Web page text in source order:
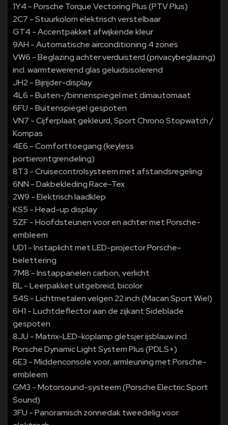
1Y4 - Porsche Torque Vectoring Plus (PTV Plus)
2C7 - Stuurkolom elektrisch verstelbaar
GT4 - Accentpakket afwijkende kleur
9AH - Automatische airconditioning 4 zones
VW6 - Beglazing achter verduisterd (privacybeglazing)
incl. warmtewerend glas geluidsisolerend
JH2 - Bijrijder-display
4L6 - Buiten-/binnenspiegel met dimautomaat
6FU - Buitenspiegel gespoten
VN7 - Cijferplaat gekleurd, Sport Chrono Stopwatch /
Kompas
4E6 - Comforttoegang (keyless
portierontgrendeling)
8T3 - Cruisecontrolsysteem met afstandsregeling
6NN - Dakbekleding Race-Tex
2W9 - Elektrisch laadklep
KS5 - Head-up display
5ZF - Hoofdsteunen voor en achter met Porsche-
embleem
UD1 - Instaplicht met LED-projector Porsche-
belettering
7M8 - Instappanelen carbon, verlicht
BL - Leerpakket uitgebreid, bicolor
54S - Lichtmetalen velgen 22 inch (Macan Sport Wiel)
6H1 - Luchtdeflector aan de zijkant Sideblade
gespoten
8JU - Matrix-LED-koplamp gletsjer ijsblauw incl.
Porsche Dynamic Light System Plus (PDLS+)
6E3 - Middenconsole voor, armleuning met Porsche-
embleem
GM3 - Motorsound-systeem (Porsche Electric Sport
Sound)
3FU - Panoramisch zonnedak tweedelig voor